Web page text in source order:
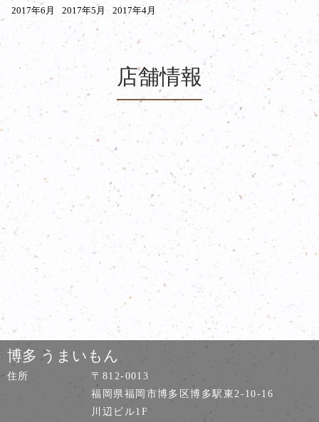
2017年6月
2017年5月 2017年4月
店舗情報
博多 うまいもん
住所
〒812-0013
福岡県福岡市博多区博多駅東2-10-16
川辺ビル1F